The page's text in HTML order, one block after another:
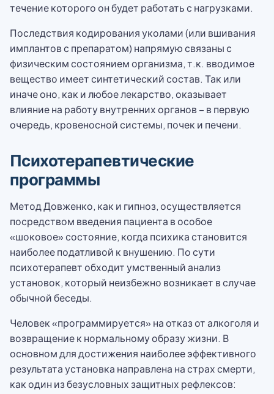
течение которого он будет работать с нагрузками.
Последствия кодирования уколами (или вшивания
имплантов с препаратом) напрямую связаны с
физическим состоянием организма, т.к. вводимое
вещество имеет синтетический состав. Так или
иначе оно, как и любое лекарство, оказывает
влияние на работу внутренних органов – в первую
очередь, кровеносной системы, почек и печени.
Психотерапевтические
программы
Метод Довженко, как и гипноз, осуществляется
посредством введения пациента в особое
«шоковое» состояние, когда психика становится
наиболее податливой к внушению. По сути
психотерапевт обходит умственный анализ
установок, который неизбежно возникает в случае
обычной беседы.
Человек «программируется» на отказ от алкоголя и
возвращение к нормальному образу жизни. В
основном для достижения наиболее эффективного
результата установка направлена на страх смерти,
как один из безусловных защитных рефлексов: